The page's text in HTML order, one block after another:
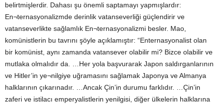
belirtmişlerdir. Dahası şu önemli saptamayı yapmışlardır:
En¬ternasyonalizmde derinlik vatanseverliği güçlendirir ve
vatanseverlikte sağlamlık En¬ternasyonalizmi besler. Mao,
komünistlerin bu tavrını şöyle açıklamıştır: “Enternasyonalist olan
bir komünist, aynı zamanda vatansever olabilir mi? Bizce olabilir ve
mutlaka olmalıdır da. …Her yola başvurarak Japon saldırganlarının
ve Hitler’in ye¬nilgiye uğramasını sağlamak Japonya ve Almanya
halklarının çıkarınadır. …Ancak Çin’in durumu farklıdır. …Çin’in
zaferi ve istilacı emperyalistlerin yenilgisi, diğer ülkelerin halklarına